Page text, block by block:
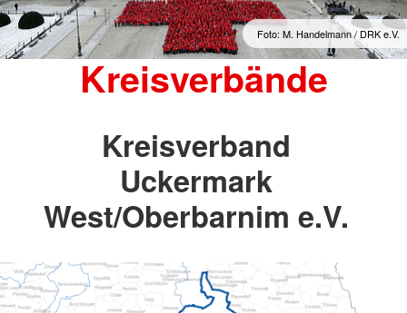
Foto: M. Handelmann / DRK e.V.
Kreisverbände
Kreisverband
Uckermark
West/Oberbarnim e.V.